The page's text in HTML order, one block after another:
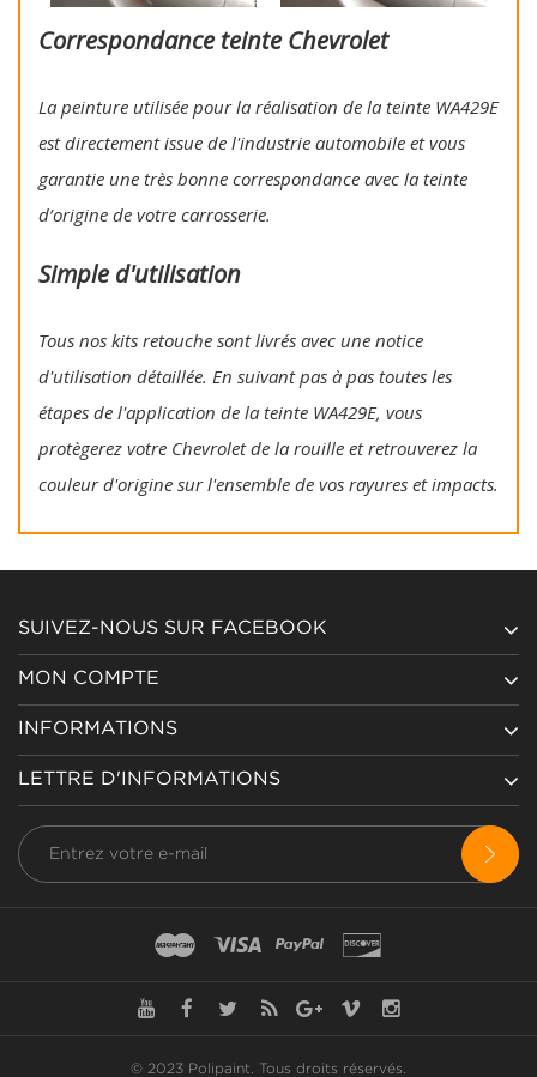
Correspondance teinte Chevrolet
La peinture utilisée pour la réalisation de la teinte WA429E
est directement issue de l'industrie automobile et vous
garantie une très bonne correspondance avec la teinte
d’origine de votre carrosserie.
Simple d'utilisation
Tous nos kits retouche sont livrés avec une notice
d'utilisation détaillée. En suivant pas à pas toutes les
étapes de l'application de la teinte WA429E, vous
protègerez votre Chevrolet de la rouille et retrouverez la
couleur d'origine sur l'ensemble de vos rayures et impacts.
SUIVEZ-NOUS SUR FACEBOOK
MON COMPTE
INFORMATIONS
LETTRE D'INFORMATIONS
© 2023 Polipaint. Tous droits réservés.